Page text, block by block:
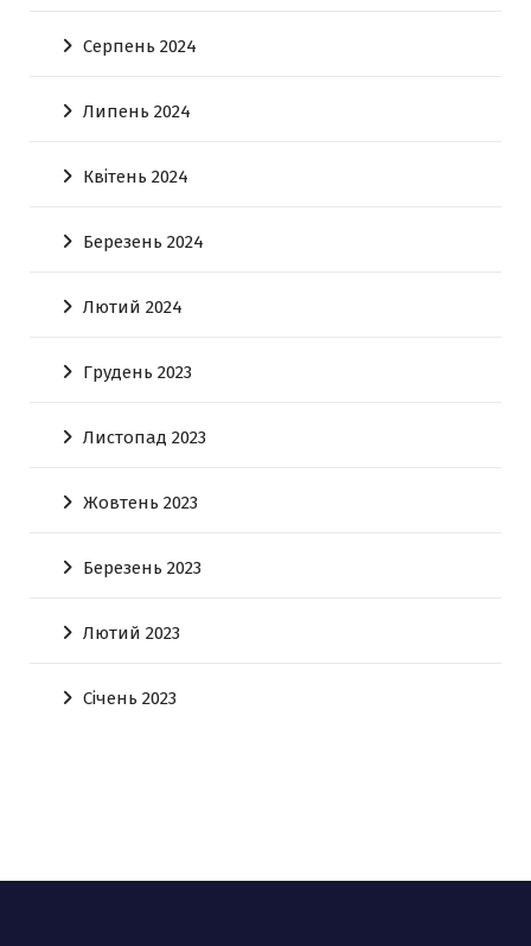
Серпень 2024
Липень 2024
Квітень 2024
Березень 2024
Лютий 2024
Грудень 2023
Листопад 2023
Жовтень 2023
Березень 2023
Лютий 2023
Січень 2023